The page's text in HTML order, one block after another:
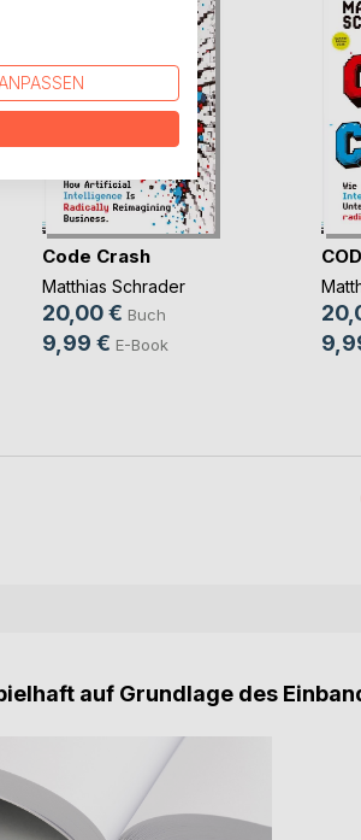
Code Crash
Matthias Schrader
20,00 € Buch
9,99 € E-Book
auf Grundlage des
ANPASSEN